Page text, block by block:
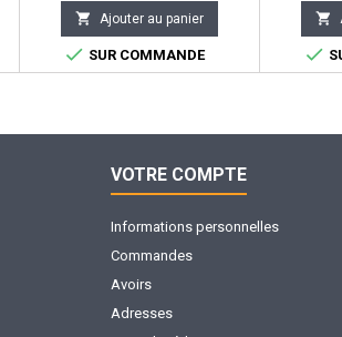
 Ajouter au panier
 SUR COMMANDE


VOTRE COMPTE
Informations personnelles
Commandes
Avoirs
Adresses